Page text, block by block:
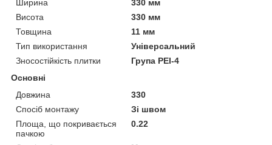
Ширина
330 мм
Висота
330 мм
Товщина
11 мм
Тип використання
Універсальний
Зносостійкість плитки
Група PEI-4
Основні
Довжина
330
Спосіб монтажу
Зі швом
Площа, що покривається
пачкою
0.22